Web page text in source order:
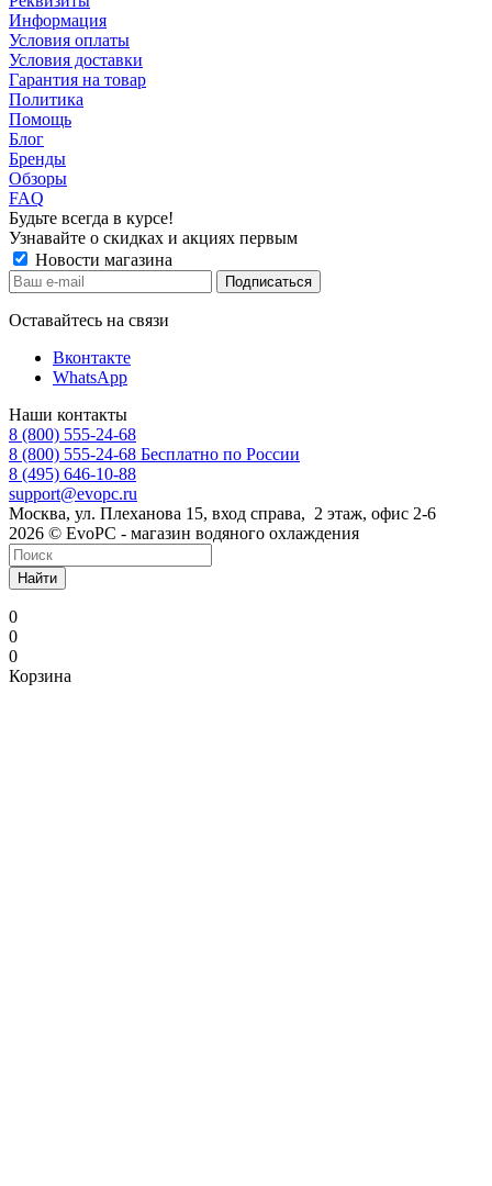
Информация
Условия оплаты
Условия доставки
Гарантия на товар
Политика
Помощь
Блог
Бренды
Обзоры
FAQ
Будьте всегда в курсе!
Узнавайте о скидках и акциях первым
Новости магазина
Оставайтесь на связи
Вконтакте
WhatsApp
Наши контакты
8 (800) 555-24-68
8 (800) 555-24-68 Бесплатно по России
8 (495) 646-10-88
support@evopc.ru
Москва, ул. Плеханова 15, вход справа, 2 этаж, офис 2-6
2026 © EvoPC - магазин водяного охлаждения
Найти
0
0
0
Корзина